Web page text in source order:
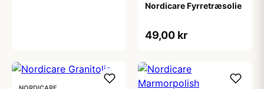
Nordicare Fyrretræsolie
49,00 kr